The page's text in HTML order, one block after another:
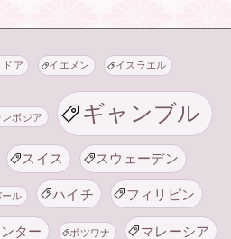
ドア イエメン イスラエル
ンボジア ギャンブル
スイス スウェーデン
ール ハイチ フィリピン
ター ボツワナ マレーシア